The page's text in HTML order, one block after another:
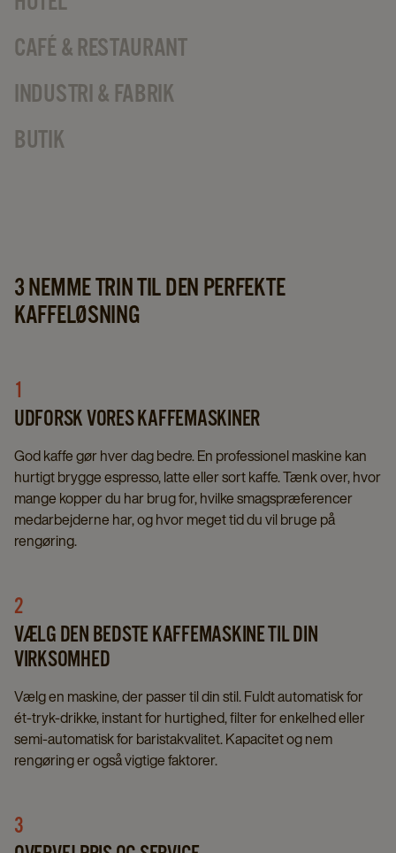
CAFÉ & RESTAURANT
INDUSTRI & FABRIK
BUTIK
3 NEMME TRIN TIL DEN PERFEKTE
KAFFELØSNING
1
UDFORSK VORES KAFFEMASKINER
God kaffe gør hver dag bedre. En professionel maskine kan
hurtigt brygge espresso, latte eller sort kaffe. Tænk over, hvor
mange kopper du har brug for, hvilke smagspræferencer
medarbejderne har, og hvor meget tid du vil bruge på
rengøring.
2
VÆLG DEN BEDSTE KAFFEMASKINE TIL DIN
VIRKSOMHED
Vælg en maskine, der passer til din stil. Fuldt automatisk for
ét-tryk-drikke, instant for hurtighed, filter for enkelhed eller
semi-automatisk for baristakvalitet. Kapacitet og nem
rengøring er også vigtige faktorer.
3